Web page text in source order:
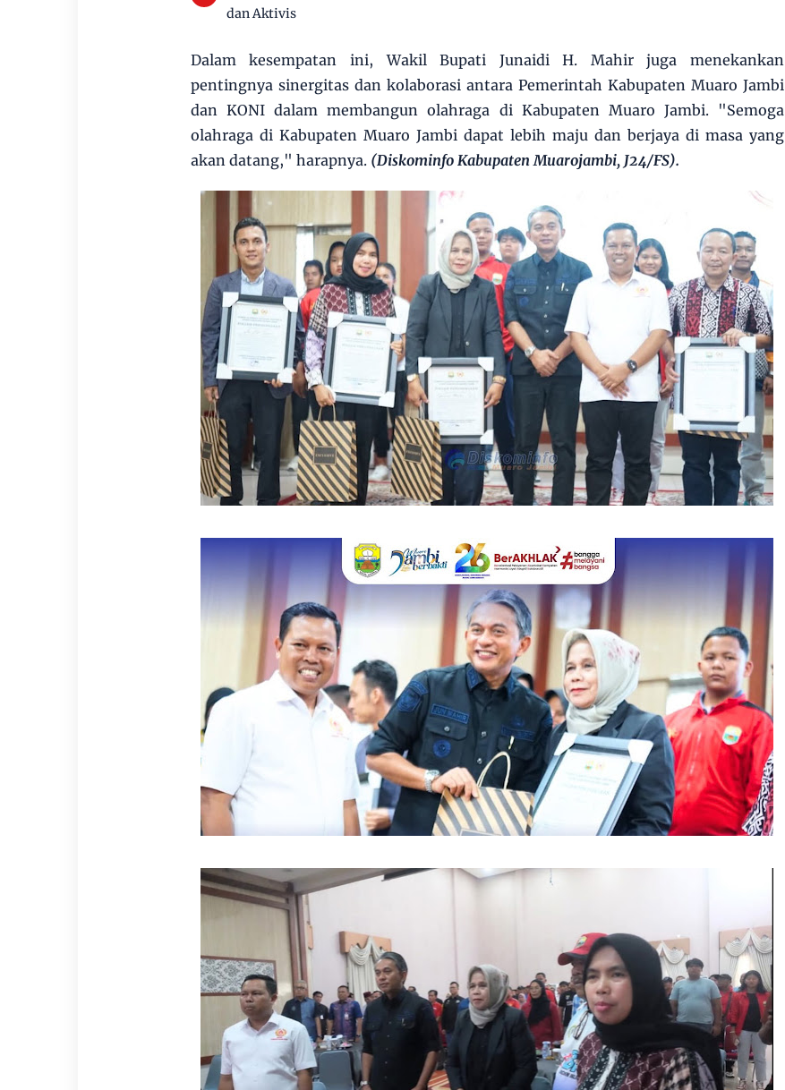
dan Aktivis
Dalam kesempatan ini, Wakil Bupati Junaidi H. Mahir juga menekankan
pentingnya sinergitas dan kolaborasi antara Pemerintah Kabupaten Muaro Jambi
dan KONI dalam membangun olahraga di Kabupaten Muaro Jambi. "Semoga
olahraga di Kabupaten Muaro Jambi dapat lebih maju dan berjaya di masa yang
akan datang," harapnya. (Diskominfo Kabupaten Muarojambi, J24/FS).